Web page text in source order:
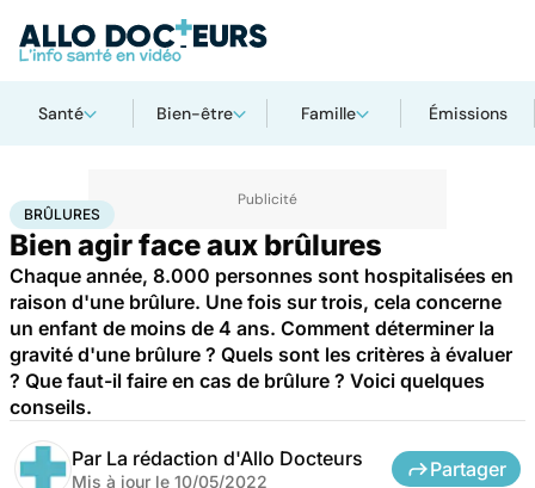
Santé Bien-être Famille Émissions
AccueilSanté Urgences
BRÛLURES
Bien agir face aux brûlures
Chaque année, 8.000 personnes sont hospitalisées en
raison d'une brûlure. Une fois sur trois, cela concerne
un enfant de moins de 4 ans. Comment déterminer la
gravité d'une brûlure ? Quels sont les critères à évaluer
? Que faut-il faire en cas de brûlure ? Voici quelques
conseils.
Par La rédaction d'Allo Docteurs
Mis à jour le 10/05/2022
Partager